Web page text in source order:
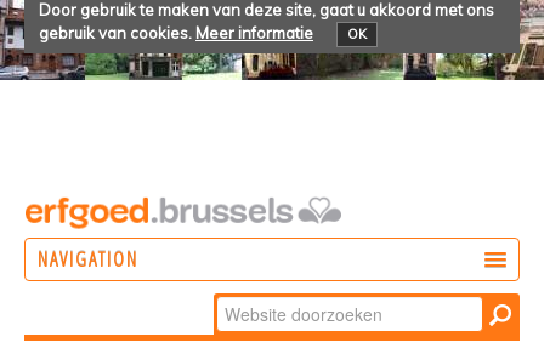
Door gebruik te maken van deze site, gaat u akkoord met ons
gebruik van cookies. Meer informatie OK
NAVIGATION
Zoek
Geavanceerd